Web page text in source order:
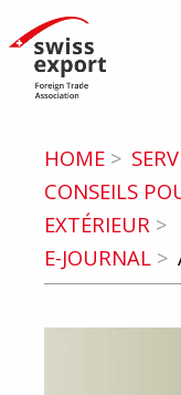
HOME
CONSEILS
EXTÉRIEUR
E-JOURNAL